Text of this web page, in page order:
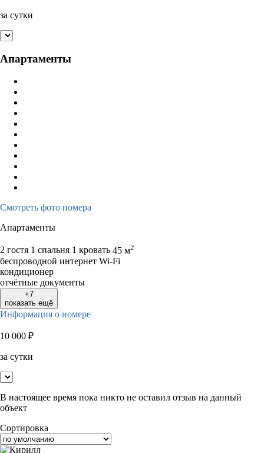
за сутки
Апартаменты
Смотреть фото номера
Апартаменты
2 гостя 1 спальня 1 кровать 45 м2
беспроводной интернет Wi-Fi
кондиционер
отчётные документы
+7
показать ещё
Информация о номере
10 000 ₽
за сутки
В настоящее время пока никто не оставил отзыв на данный
объект
Сортировка